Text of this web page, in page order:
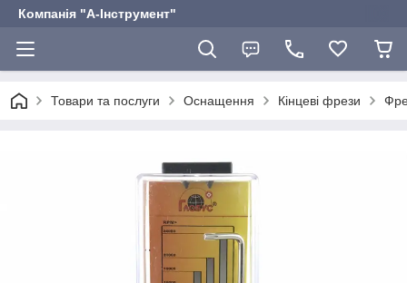
Компанія "А-Інструмент"
Товари та послуги Оснащення Кінцеві фрези